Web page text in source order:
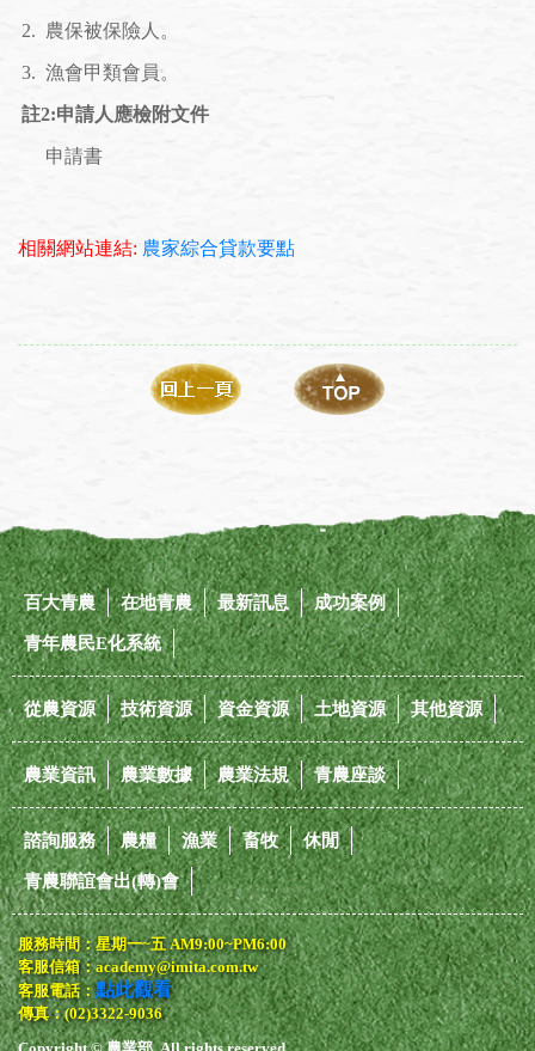
2. 農保被保險人。
3. 漁會甲類會員。
註2:申請人應檢附文件
申請書
相關網站連結: 農家綜合貸款要點
百大青農 在地青農 最新訊息 成功案例
青年農民E化系統
從農資源 技術資源 資金資源 土地資源 其他資源
農業資訊 農業數據 農業法規 青農座談
諮詢服務 農糧 漁業 畜牧 休閒
青農聯誼會出(轉)會
服務時間：星期一~五 AM9:00~PM6:00
客服信箱：academy@imita.com.tw
客服電話：點此觀看
傳真：(02)3322-9036